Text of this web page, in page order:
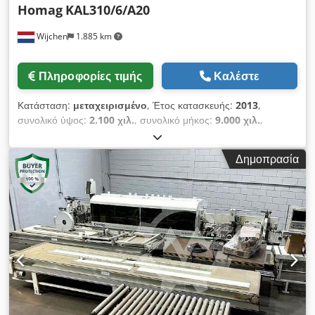
Wijchen 1.885 km
Homag KAL310/6/A20
Πληροφορίες τιμής Καλέστε
Κατάσταση: μεταχειρισμένο, Έτος κατασκευής: 2013,
συνολικό ύψος: 2.100 χιλ., συνολικό μήκος: 9.000 χιλ.,
, Weight: 6,000 kg Price: On
request - Special features: - Description: Not operational:
several loose sensors and the glue container have been
dismantled, the machine has not yet been tested - Year of
manufacture: 2013 - Documentation available: No - CE
certificate present: No - Serial number: - Number of units
[pcs]: 9 - 1st unit type: Pre-milling unit - Tools included:
Yes - 2nd unit type: Glue application unit - Type/Brand:
Nordson - 3rd unit type: Pressure rollers - Tools included:
Yes - 4th unit type: End trimming unit - Tools included: No
- 5th unit type: Rough trimming unit - 6th unit type: Milling
unit - 7th unit type: Fine trimming unit - 8th unit type:
Milling unit - 9th unit type: Milling unit - Tools included:
Δημοπρασία